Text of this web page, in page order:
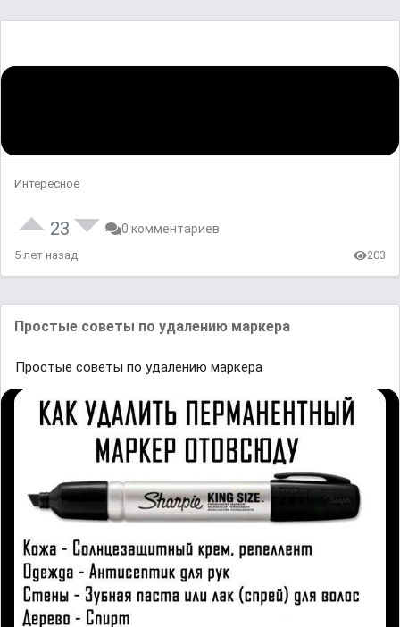
Интересное
23 0 комментариев
5 лет назад 203
Простые советы по удалению маркера
Простые советы по удалению маркера